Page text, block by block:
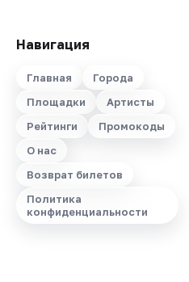
Навигация
Главная
Города
Площадки
Артисты
Рейтинги
Промокоды
О нас
Возврат билетов
Политика
конфиденциальности